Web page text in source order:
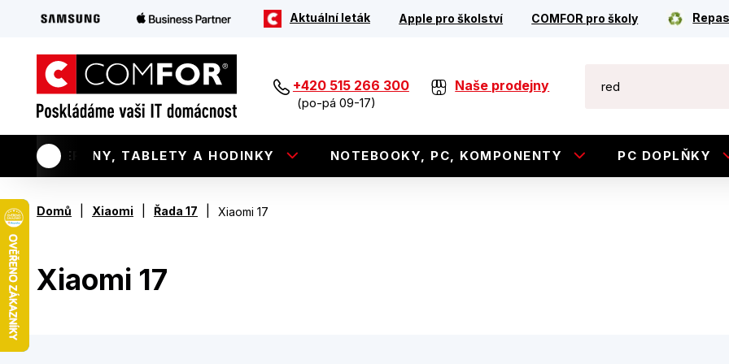
Aktuální leták Apple pro školství COMFOR pro školy
+420 515 266 300
(po-pá 09-17)
Naše prodejny
TELEFONY, TABLETY A HODINKY NOTEBOOKY, PC, KOMPONENTY PC DOPLŇKY
Domů Xiaomi Řada 17 Xiaomi 17
Xiaomi 17